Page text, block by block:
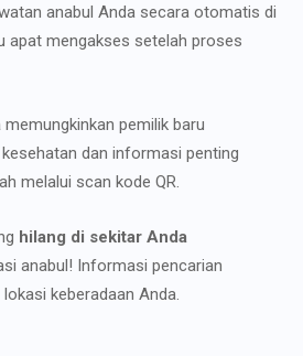
anabul Anda secara otomatis di
apat mengakses setelah proses
memungkinkan pemilik baru
dan informasi penting
melalui scan kode QR.
hilang di sekitar Anda
anabul! Informasi pencarian
keberadaan Anda.